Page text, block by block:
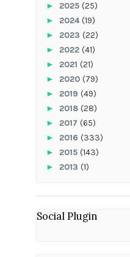
► 2025 (25)
► 2024(19)
► 2023 (22)
► 2022 (41)
► 2021 (21)
► 2020 (79)
► 2019 (49)
► 2018 (28)
► 2017 (65)
► 2016 (333)
► 2015 (143)
► 2013 (1)
Social Plugin